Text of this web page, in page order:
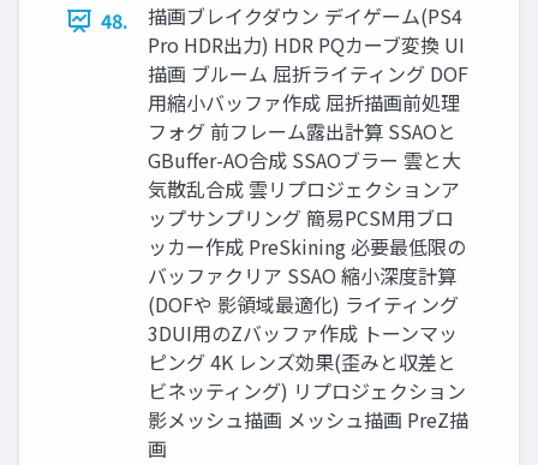
48.
描画ブレイクダウン デイゲーム(PS4
Pro HDR出力) HDR PQカーブ変換 UI
描画 ブルーム 屈折ライティング DOF
用縮小バッファ作成 屈折描画前処理
フォグ 前フレーム露出計算 SSAOと
GBuffer-AO合成 SSAOブラー 雲と大
気散乱合成 雲リプロジェクションア
ップサンプリング 簡易PCSM用ブロ
ッカー作成 PreSkining 必要最低限の
バッファクリア SSAO 縮小深度計算
(DOFや 影領域最適化) ライティング
3DUI用のZバッファ作成 トーンマッ
ピング 4K レンズ効果(歪みと収差と
ビネッティング) リプロジェクション
影メッシュ描画 メッシュ描画 PreZ描
画